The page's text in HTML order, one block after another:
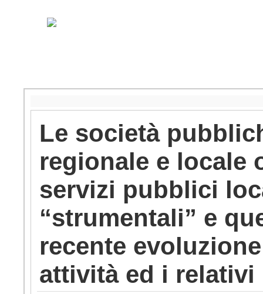
Le società
regionale e locale
servizi pubblici
“strumentali” e
recente
attività ed i